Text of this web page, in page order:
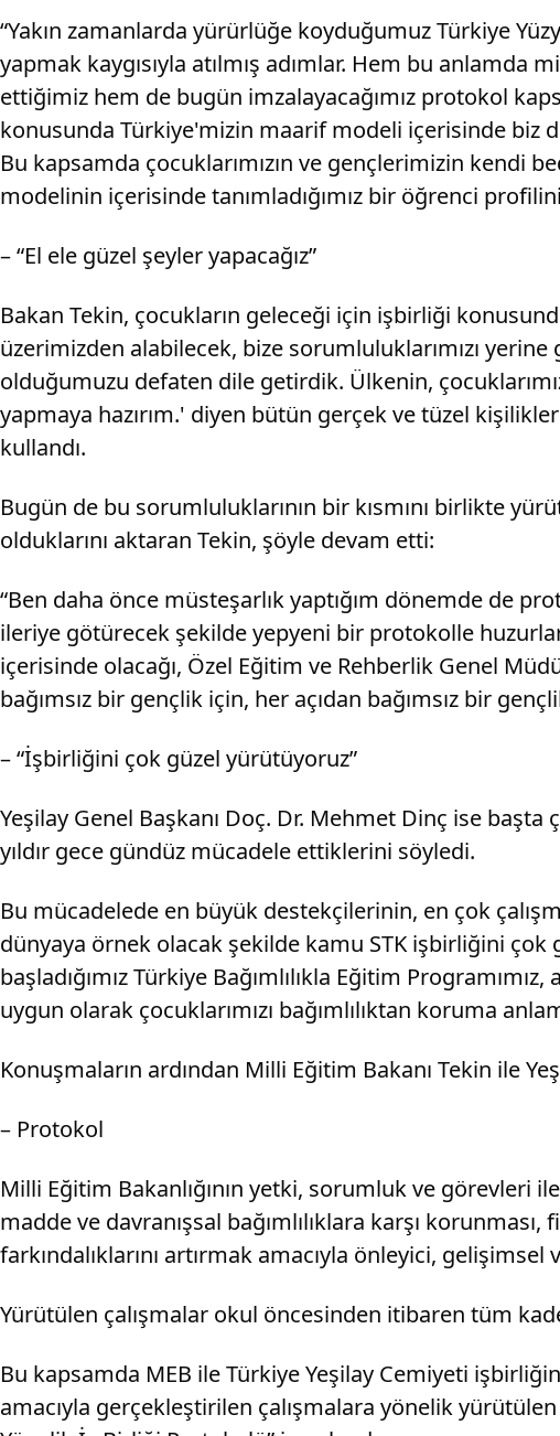
“Yakın zamanlarda yürürlüğe koyduğumuz Türkiye
yapmak kaygısıyla atılmış adımlar. Hem bu
ettiğimiz hem de bugün imzalayacağımız protokol
konusunda Türkiye'mizin maarif modeli içerisinde biz
Bu kapsamda çocuklarımızın ve gençlerimizin kendi
modelinin içerisinde tanımladığımız bir öğrenci
– “El ele güzel şeyler yapacağız”
Bakan Tekin, çocukların geleceği için işbirliği
üzerimizden alabilecek, bize sorumluluklarımızı
olduğumuzu defaten dile getirdik. Ülkenin,
yapmaya hazırım.' diyen bütün gerçek ve tüzel
kullandı.
Bugün de bu sorumluluklarının bir kısmını birlikte
olduklarını aktaran Tekin, şöyle devam etti:
“Ben daha önce müsteşarlık yaptığım dönemde de
ileriye götürecek şekilde yepyeni bir protokolle
içerisinde olacağı, Özel Eğitim ve Rehberlik Genel
bağımsız bir gençlik için, her açıdan bağımsız bir
– “İşbirliğini çok güzel yürütüyoruz”
Yeşilay Genel Başkanı Doç. Dr. Mehmet Dinç ise
yıldır gece gündüz mücadele ettiklerini söyledi.
Bu mücadelede en büyük destekçilerinin, en çok
dünyaya örnek olacak şekilde kamu STK işbirliğini çok
başladığımız Türkiye Bağımlılıkla Eğitim
uygun olarak çocuklarımızı bağımlılıktan koruma
Konuşmaların ardından Milli Eğitim Bakanı Tekin ile
– Protokol
Milli Eğitim Bakanlığının yetki, sorumluk ve
madde ve davranışsal bağımlılıklara karşı korunması,
farkındalıklarını artırmak amacıyla önleyici,
Yürütülen çalışmalar okul öncesinden itibaren tüm
Bu kapsamda MEB ile Türkiye Yeşilay Cemiyeti
amacıyla gerçekleştirilen çalışmalara yönelik yürütülen